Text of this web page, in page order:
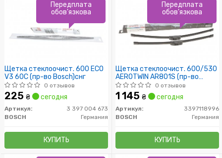
Щетка стеклоочист. 600 ECO
V3 60C (пр-во Bosch)снг
0 отзывов
225 ₴ сегодня
Артикул:
3 397 004 673
BOSCH
Германия
КУПИТЬ
Передплата
обов'язкова
Щетка стеклоочист. 600/530
AEROTWIN AR801S (пр-во
Bosch)
0 отзывов
1 145 ₴ сегодня
Артикул:
3397118996
BOSCH
Германия
КУПИТЬ
Передплата
обов'язкова